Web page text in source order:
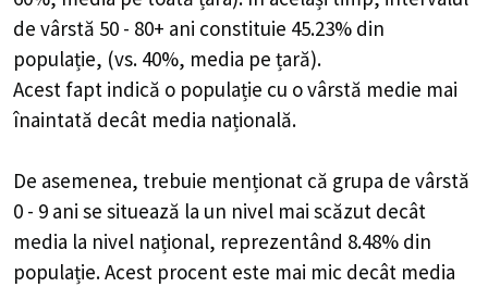
de vârstă 50 - 80+ ani constituie 45.23% din
populație, (vs. 40%, media pe țară).
Acest fapt indică o populație cu o vârstă medie mai
înaintată decât media națională.
De asemenea, trebuie menționat că grupa de vârstă
0 - 9 ani se situează la un nivel mai scăzut decât
media la nivel național, reprezentând 8.48% din
populație. Acest procent este mai mic decât media